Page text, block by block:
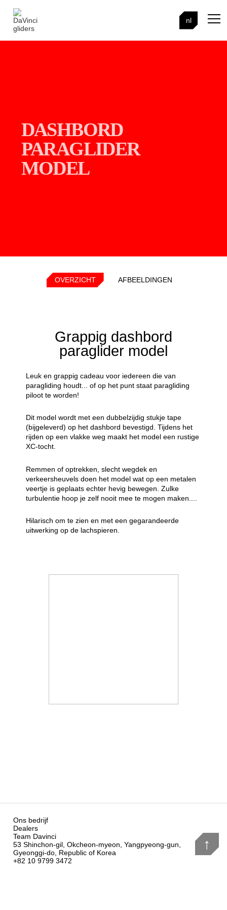
nl
DASHBORD
PARAGLIDER
MODEL
OVERZICHT AFBEELDINGEN
Grappig dashbord
paraglider model
Leuk en grappig cadeau voor iedereen die van
paragliding houdt... of op het punt staat paragliding
piloot te worden!
Dit model wordt met een dubbelzijdig stukje tape
(bijgeleverd) op het dashbord bevestigd. Tijdens het
rijden op een vlakke weg maakt het model een rustige
XC-tocht.
Remmen of optrekken, slecht wegdek en
verkeersheuvels doen het model wat op een metalen
veertje is geplaats echter hevig bewegen. Zulke
turbulentie hoop je zelf nooit mee te mogen maken....
Hilarisch om te zien en met een gegarandeerde
uitwerking op de lachspieren.
↑
Ons bedrijf
Dealers
Team Davinci
53 Shinchon-gil, Okcheon-myeon, Yangpyeong-gun,
Gyeonggi-do, Republic of Korea
+82 10 9799 3472